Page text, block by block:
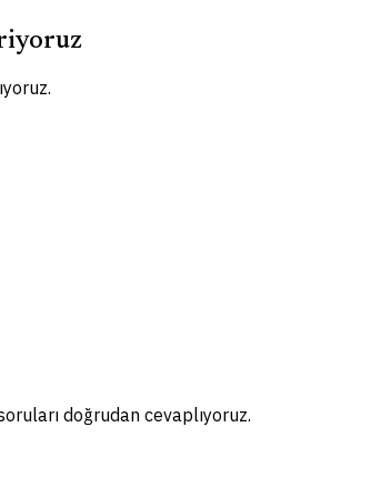
doğrudan cevaplıyoruz.